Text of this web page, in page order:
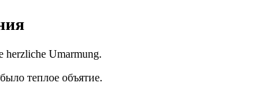
herzliche Umarmung.
теплое объятие.